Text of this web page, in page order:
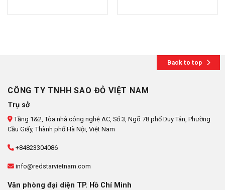
Back to top
CÔNG TY TNHH SAO ĐỎ VIỆT NAM
Trụ sở
Tầng 1&2, Tòa nhà công nghệ AC, Số 3, Ngõ 78 phố Duy Tân, Phường
Cầu Giấy, Thành phố Hà Nội, Việt Nam
+84823304086
info@redstarvietnam.com
Văn phòng đại diện TP. Hồ Chí Minh